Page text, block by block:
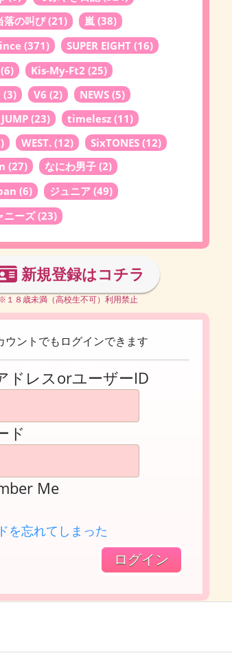
落の叫び(21) 嵐 (38)
(371) SUPER EIGHT (16)
(6) Kis-My-Ft2 (25)
(3) V6 (2) NEWS (5)
(23) timelesz (11)
WEST. (12) SixTONES (12)
(27) なにわ男子 (2)
(6) ジュニア (49)
ニーズ(23)
新規登録はコチラ
１８歳未満（高校生不可）利用禁止
ントでもログインできます
ドレスorユーザーID
ド
Me
を忘れてしまった